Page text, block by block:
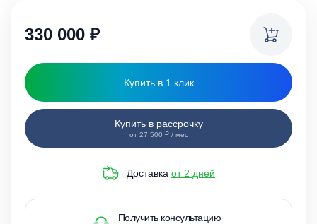
330 000 ₽
Купить в 1 клик
Купить в рассрочку
от 27 500 ₽ / мес
Доставка от 2 дней
Получить консультацию